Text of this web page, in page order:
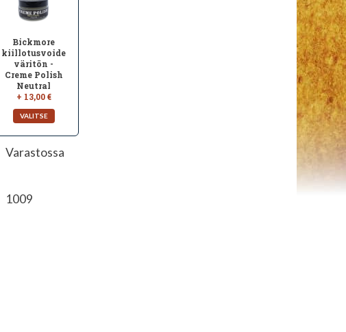
Bickmore
kiillotusvoide
väritön -
Creme Polish
Neutral
+ 13,00 €
Varastossa
1009